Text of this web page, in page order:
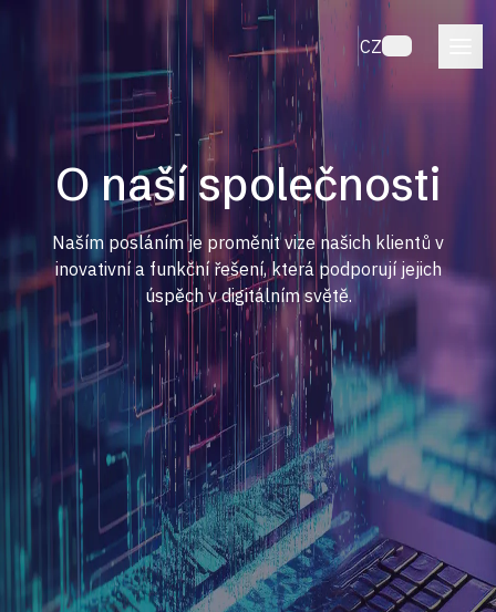
CZ
O naší společnosti
Naším posláním je proměnit vize našich klientů v
inovativní a funkční řešení, která podporují jejich
úspěch v digitálním světě.